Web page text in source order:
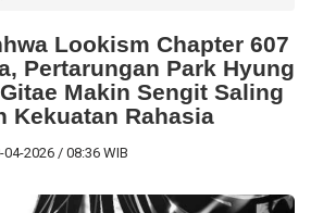
Lookism Chapter 607
Pertarungan Park Hyung
Makin Sengit Saling
Kekuatan Rahasia
04-2026 / 08:36 WIB